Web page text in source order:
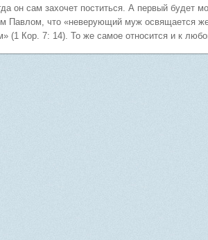
он сам захочет поститься. А первый будет
Павлом, что «неверующий муж освящается
(1 Кор. 7: 14). То же самое относится и к